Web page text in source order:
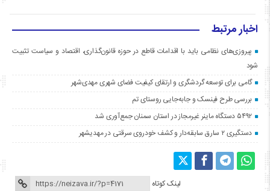
اخبار مرتبط
پیروزی‌های نظامی باید با اقدامات قاطع در حوزه قانون‌گذاری، اقتصاد و سیاست تثبیت
شود
گامی برای توسعه گردشگری و ارتقای کیفیت فضای شهری مهدی‌شهر
بررسی طرح فینسک و جابه‌جایی روستای تم
۵۴۹۲ دستگاه ماینر غیرمجاز در استان سمنان جمع‌آوری شد
دستگیری ۲ سارق سابقه‌دار و کشف خودروی سرقتی در مهدیشهر
لینک کوتاه